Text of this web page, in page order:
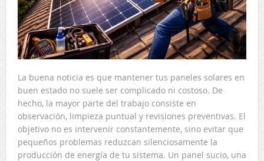
La buena noticia es que mantener tus paneles solares en
buen estado no suele ser complicado ni costoso. De
hecho, la mayor parte del trabajo consiste en
observación, limpieza puntual y revisiones preventivas. El
objetivo no es intervenir constantemente, sino evitar que
pequeños problemas reduzcan silenciosamente la
producción de energía de tu sistema. Un panel sucio, una